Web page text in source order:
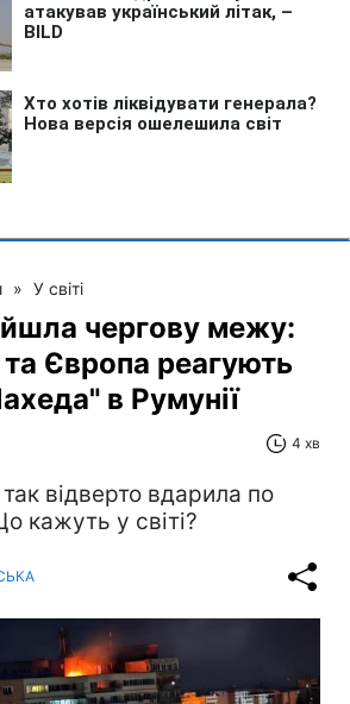
» У світі
чергову межу:
та Європа реагують
в Румунії
4 хв
відверто вдарила по
кажуть у світі?